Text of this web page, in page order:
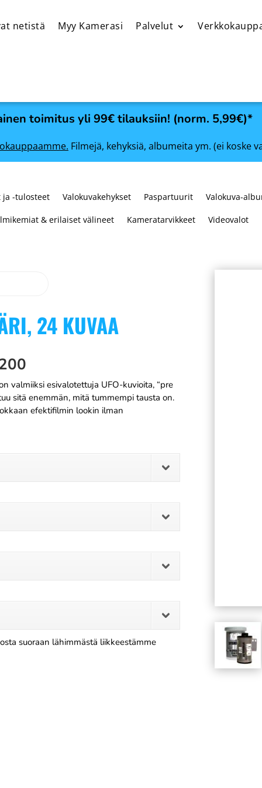
netistä Myy Kamerasi Palvelut
toimitus yli 99€ tilauksiin! (norm. 5,99€)*
Filmejä, kehyksiä, albumeita ym. (ei koske
ja -tulosteet Valokuvakehykset Paspartuurit Valokuva-
& erilaiset välineet Kameratarvikkeet Videovalot
24 KUVAA
valmiiksi esivalotettuja UFO-kuvioita, “pre
sitä enemmän, mitä tummempi tausta on.
efektifilmin lookin ilman
suoraan lähimmästä liikkeestämme